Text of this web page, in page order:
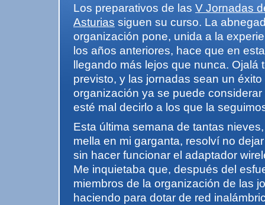
Los preparativos de las V Jornadas
Asturias siguen su curso. La
organización pone, unida a la
los años anteriores, hace que en
llegando más lejos que nunca. Ojalá
previsto, y las jornadas sean un
organización ya se puede
esté mal decirlo a los que la
Esta última semana de tantas
mella en mi garganta, resolví no
sin hacer funcionar el adaptador
Me inquietaba que, después del
miembros de la organización de las
haciendo para dotar de red